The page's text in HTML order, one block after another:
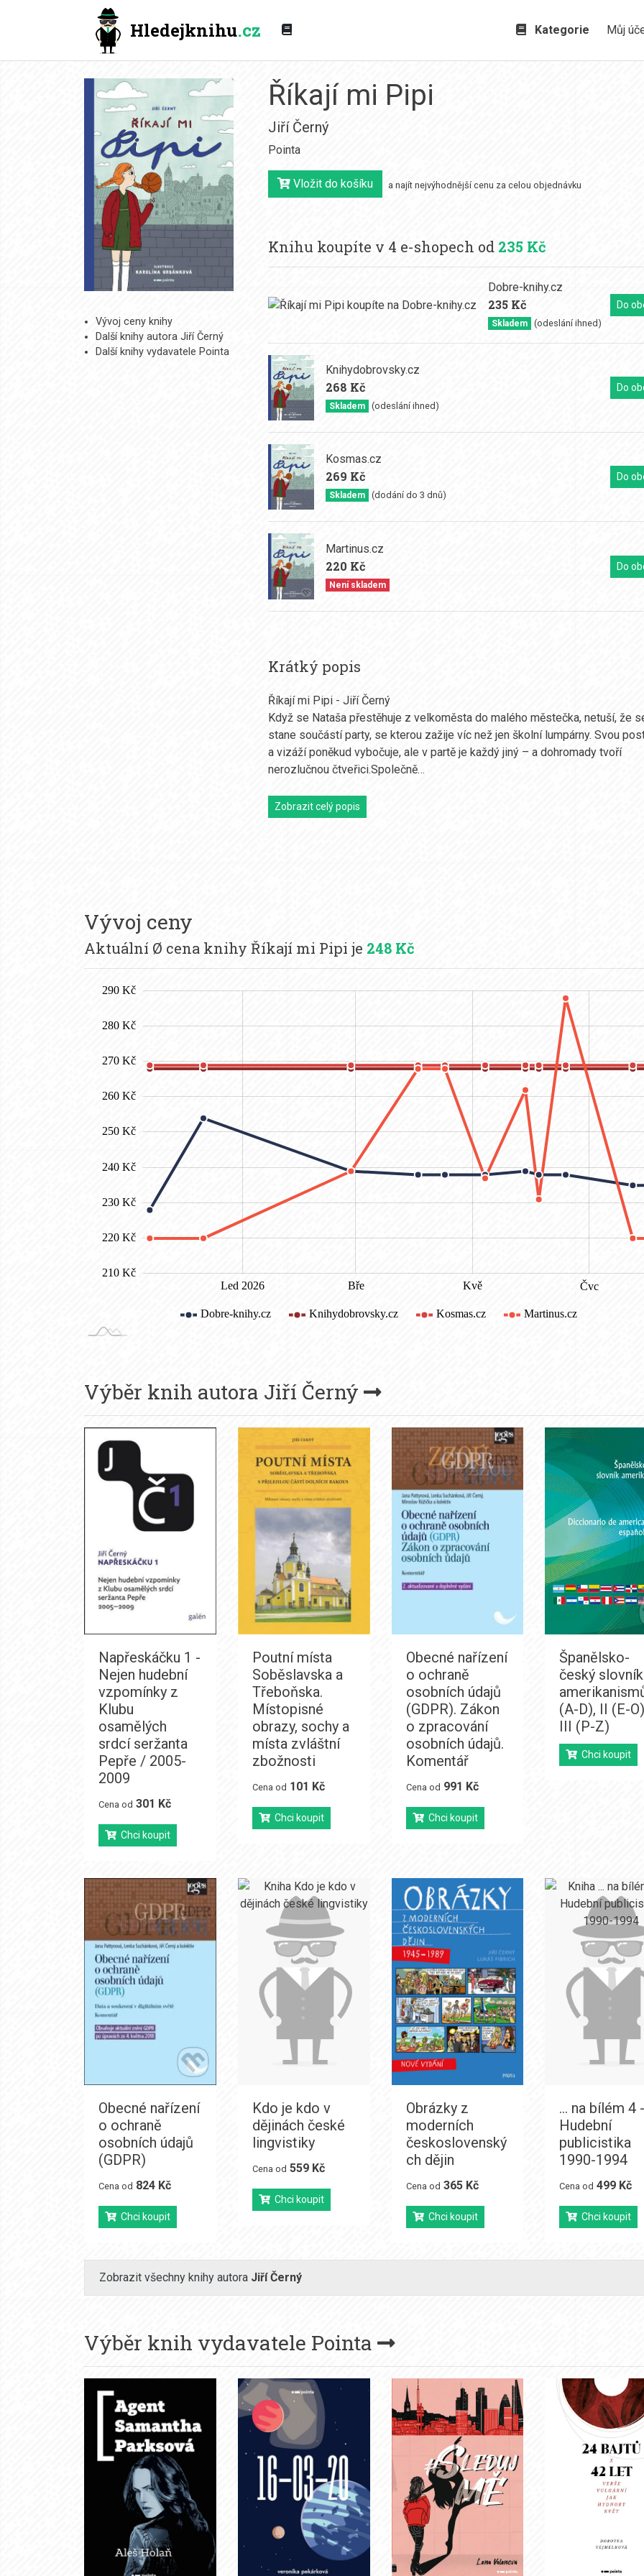
Hledejknihu.cz Kategorie Můj
Vývoj ceny knihy
Další knihy autora Jiří Černý
Další knihy vydavatele Pointa
Říkají mi Pipi
Jiří Černý
Pointa
Vložit do košíku a najít nejvýhodnější cenu za celou objednávku
Knihu koupíte v 4 e-shopech od 235 Kč
Dobre-knihy.cz
235 Kč
Skladem (odeslání ihned)
Do
Knihydobrovsky.cz
268 Kč
Skladem (odeslání ihned)
Do
Kosmas.cz
269 Kč
Skladem (dodání do 3 dnů)
Do
Martinus.cz
220 Kč
Není skladem
Do
Krátký popis
Říkají mi Pipi - Jiří Černý
Když se Nataša přestěhuje z velkoměsta do malého městečka, netuší, že
stane součástí party, se kterou zažije víc než jen školní lumpárny. Svou
a vizáží poněkud vybočuje, ale v partě je každý jiný – a dohromady tvoří
nerozlučnou čtveřici.Společně…
Zobrazit celý popis
Vývoj ceny
Aktuální Ø cena knihy Říkají mi Pipi je 248 Kč
Výběr knih autora Jiří Černý
Napřeskáčku 1 -
Nejen hudební
vzpomínky z
Klubu
osamělých
srdcí seržanta
Pepře / 2005-
2009
Cena od 301 Kč
Chci koupit
Poutní místa
Soběslavska a
Třeboňska.
Místopisné
obrazy, sochy a
místa zvláštní
zbožnosti
Cena od 101 Kč
Chci koupit
Obecné nařízení
o ochraně
osobních údajů
(GDPR). Zákon
o zpracování
osobních údajů.
Komentář
Cena od 991 Kč
Chci koupit
Španělsko-
český slovník
(A-D), II (E-
III (P-Z)
Chci koupit
Obecné nařízení
o ochraně
osobních údajů
(GDPR)
Cena od 824 Kč
Chci koupit
Kdo je kdo v
dějinách české
lingvistiky
Cena od 559 Kč
Chci koupit
Obrázky z
moderních
československý
ch dějin
Cena od 365 Kč
Chci koupit
... na bílém 4
Hudební
publicistika
1990-1994
Cena od 499 Kč
Chci koupit
Zobrazit všechny knihy autora Jiří Černý
Výběr knih vydavatele Pointa